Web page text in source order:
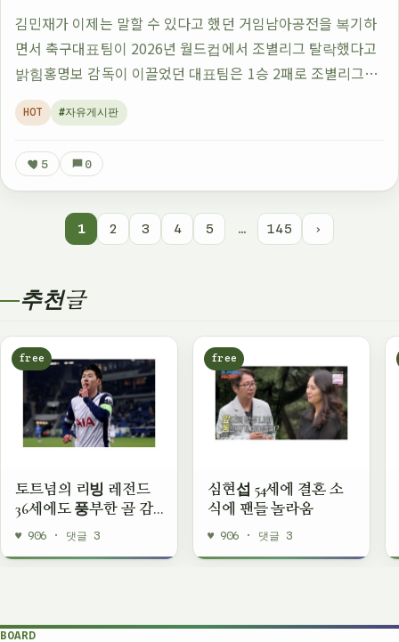
김민재가 이제는 말할 수 있다고 했던 거임남아공전을 복기하
면서 축구대표팀이 2026년 월드컵에서 조별리그 탈락했다고
밝힘홍명보 감독이 이끌었던 대표팀은 1승 2패로 조별리그를
떠나게 됐음이건 꽤 큰 충격이었을 듯김민재도 그 경기를 회상
하면서 속상한 마음을 드러낸 듯원래…
HOT #자유게시판
5 0
1 2 3 4 5 … 145 ›
추천글
free
토트넘의 리빙 레전드
36세에도 풍부한 골 감
각 보여줘
♥ 906 · 댓글 3
free
심현섭 54세에 결혼 소
식에 팬들 놀라움
♥ 906 · 댓글 3
BOARD